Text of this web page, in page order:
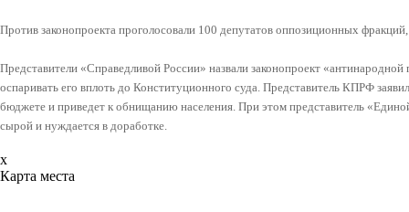
Против законопроекта проголосовали 100 депутатов оппозиционных
Представители «Справедливой России» назвали законопроект
оспаривать его вплоть до Конституционного суда. Представитель КПРФ
бюджете и приведет к обнищанию населения. При этом представитель
сырой и нуждается в доработке.
x
Карта места